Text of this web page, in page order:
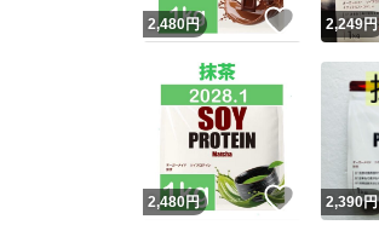
2,480円 いいね！
2,249円
2,480円 いいね！
2,390円